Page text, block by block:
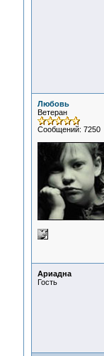
Любовь
Ветеран
Сообщений: 7250
Ариадна
Гость